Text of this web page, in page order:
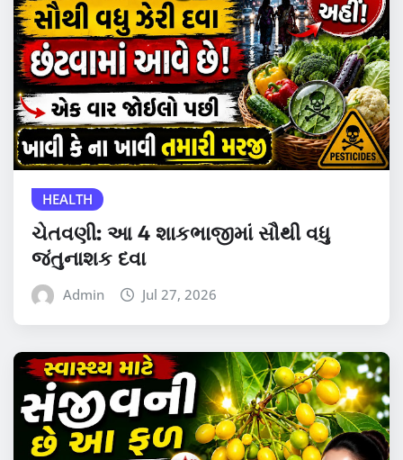
HEALTH
ચેતવણી: આ 4 શાકભાજીમાં સૌથી વધુ
જંતુનાશક દવા
Admin Jul 27, 2026